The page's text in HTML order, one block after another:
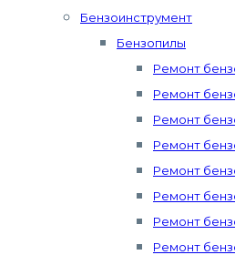
Бензоинструмент
Бензопилы
Ремонт
Ремонт
Ремонт
Ремонт
Ремонт
Ремонт
Ремонт
Ремонт